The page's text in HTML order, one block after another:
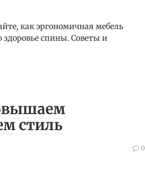
как эргономичная мебель
спины. Советы и
стиль
0